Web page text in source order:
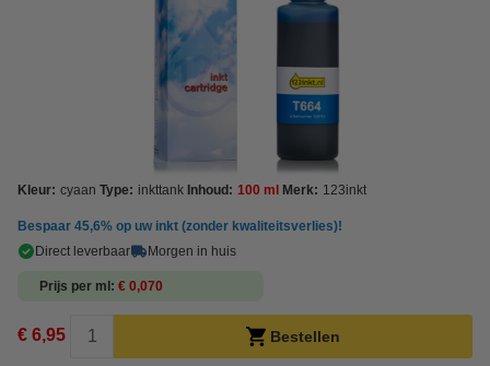
Kleur: cyaan Type: inkttank Inhoud: 100 ml Merk: 123inkt
Bespaar 45,6% op uw inkt (zonder kwaliteitsverlies)!
Direct leverbaar
Morgen in huis
Prijs per ml € 0,070
€ 6,95 Bestellen